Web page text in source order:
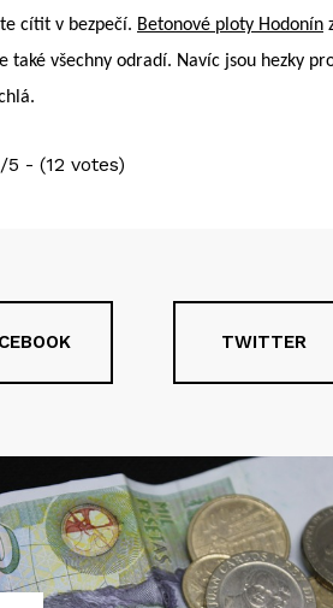
cítit v bezpečí. Betonové ploty Hodonín
také všechny odradí. Navíc jsou hezky
5 - (12 votes)
TWITTER